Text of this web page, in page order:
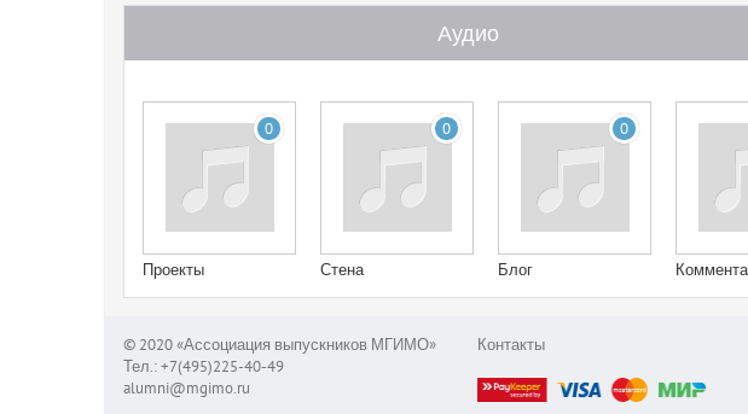
Аудио
0
Проекты
0
Стена
0
Блог
© 2020 «Ассоциация выпускников МГИМО»
Тел.: +7(495)225-40-49
alumni@mgimo.ru
Контакты